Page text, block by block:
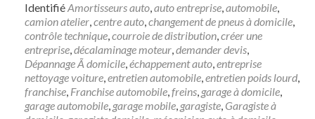
IdentifiéAmortisseurs auto,auto entreprise,automobile,
camion atelier,centre auto,changement de pneus à domicile,
contrôle technique,courroie de distribution,créer une
entreprise,décalaminage moteur,demander devis,
Dépannage Ã domicile,échappement auto,entreprise
nettoyage voiture,entretien automobile,entretien poids lourd,
franchise, Franchise automobile,freins, garage à domicile,
garage automobile, garage mobile, garagiste, Garagiste à